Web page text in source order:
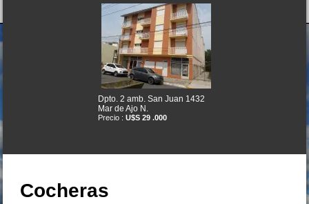
Dpto. 2 amb. San Juan 1432
Mar de Ajo N.
Precio : U$S 29 .000
Cocheras